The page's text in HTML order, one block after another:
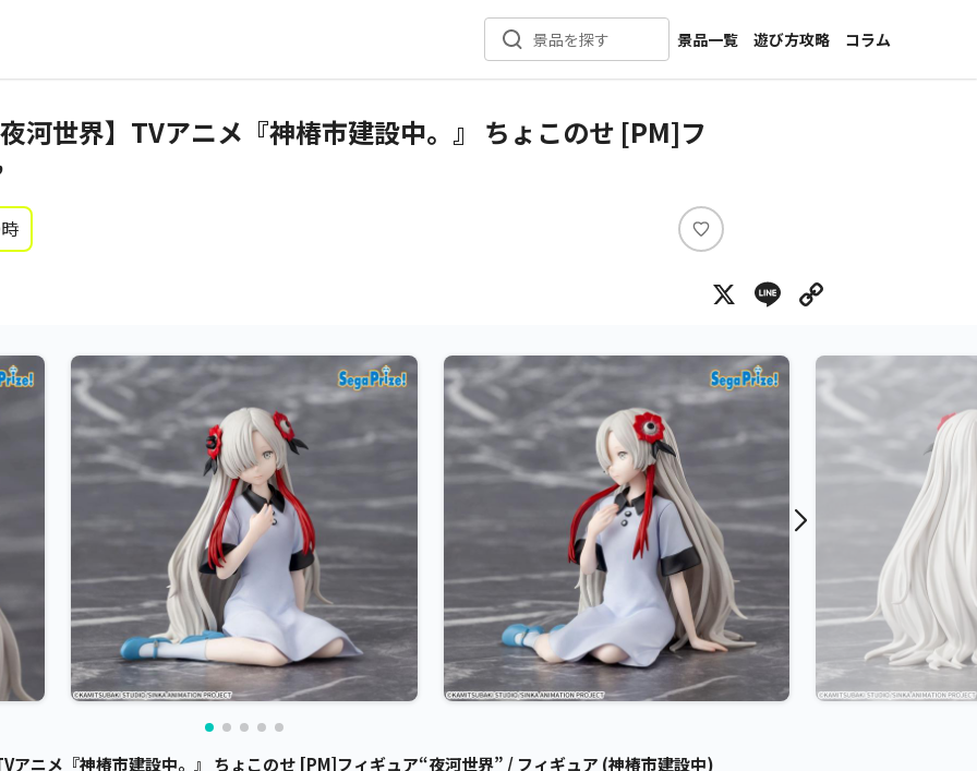
景品を探す
景品一覧
新着景品
カテゴリ一覧
作品名一覧
遊び方攻略
コラム
インタビュー
河世界】TVアニメ『神椿市建設中。』 ちょこのせ [PM]フ
い
ね
X Line
アニメ『神椿市建設中。』 ちょこのせ [PM]フィギュア“夜河世界” / フィギュア (神椿市建設中)